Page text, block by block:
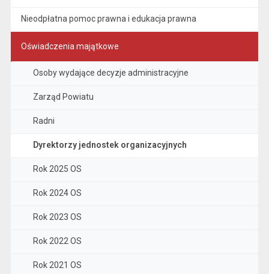
Nieodpłatna pomoc prawna i edukacja prawna
Oświadczenia majątkowe
Osoby wydające decyzje administracyjne
Zarząd Powiatu
Radni
Dyrektorzy jednostek organizacyjnych
Rok 2025 OS
Rok 2024 OS
Rok 2023 OS
Rok 2022 OS
Rok 2021 OS